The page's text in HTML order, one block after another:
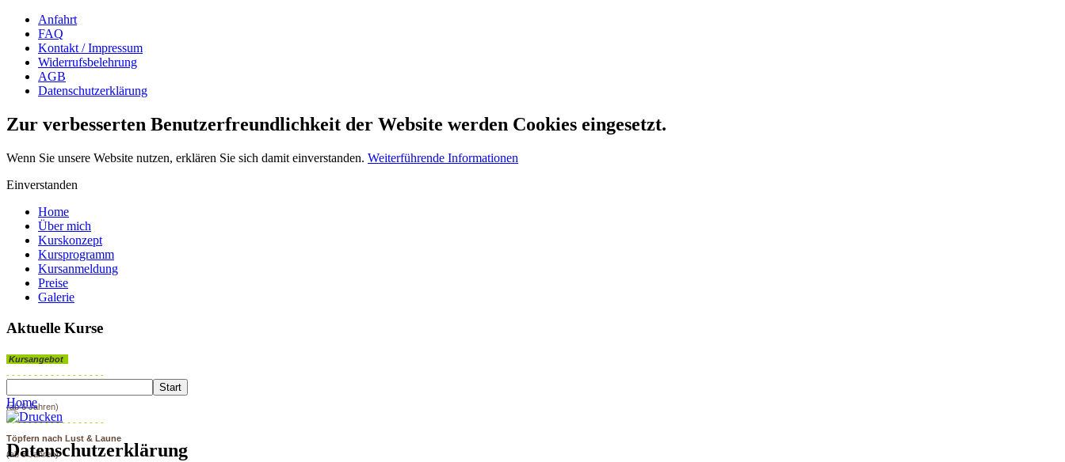
Anfahrt
FAQ
Kontakt / Impressum
Widerrufsbelehrung
AGB
Datenschutzerklärung
Zur verbesserten Benutzerfreundlichkeit der Website werden Cookies eingesetzt.
Wenn Sie unsere Website nutzen, erklären Sie sich damit einverstanden. Weiterführende Informationen
Einverstanden
Home
Über mich
Kurskonzept
Kursprogramm
Kursanmeldung
Preise
Galerie
Aktuelle Kurse
Kursangebot
- - - - - - - - - - - - - - - - - -
(ab 6 Jahren)
- - - - - - - - - - - - - - - - - -
Töpfern nach Lust & Laune
(ab 8 Jahren)
Home
Datenschutzerklärung